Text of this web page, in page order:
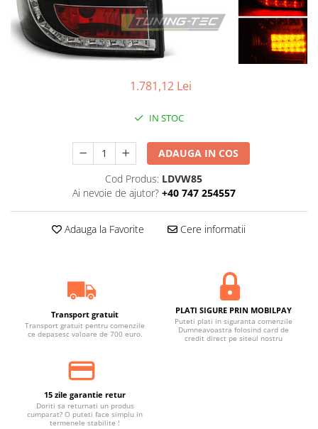
1.781,12 Lei
IN STOC
ADAUGA IN COS
Cod Produs: LDVW85
Ai nevoie de ajutor? +40 747 254557
Adauga la Favorite Cere informatii
Transport gratuit
Transport gratuit pentru comenzile
ce depasesc valoare de 700 euro.
PLATI SIGURE PRIN MOBILPAY
Puteti plati in siguranta comenzile
Dumneavoastra folosind card de
credit direct pe siteul nostru
15 zile garantie retur
Doriti sa returnati un produs
cumparat? O puteti face simplu in
termenele stabilite !